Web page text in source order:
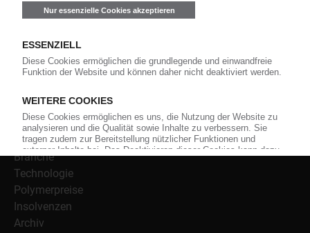
Kunststoffe sowie Märkte, Unternehmen, Produkte,
Weiterhin bietet das KunststoffWeb geeignete
Bezugsquellen für den Einkauf sowie nützlichen Service-
Nachrichten
Alle Nachrichten
Branche
Technologie
Polymerpreise
Insolvenzen
Archiv